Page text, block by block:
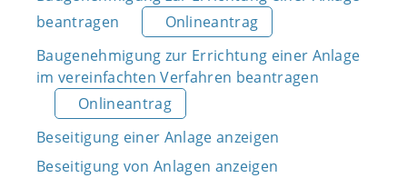
beantragen
Onlineantrag
Baugenehmigung zur Errichtung einer Anlage
im vereinfachten Verfahren beantragen
Onlineantrag
Beseitigung einer Anlage anzeigen
Beseitigung von Anlagen anzeigen